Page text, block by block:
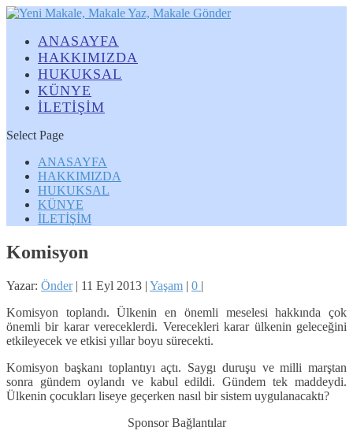
ANASAYFA
HAKKIMIZDA
HUKUKSAL
KÜNYE
İLETİŞİM
Select Page
ANASAYFA
HAKKIMIZDA
HUKUKSAL
KÜNYE
İLETİŞİM
Komisyon
Yazar: Önder| 11 Eyl 2013 | Yaşam | 0 |
Komisyon toplandı. Ülkenin en önemli meselesi hakkında çok
önemli bir karar vereceklerdi. Verecekleri karar ülkenin geleceğini
etkileyecek ve etkisi yıllar boyu sürecekti.
Komisyon başkanı toplantıyı açtı. Saygı duruşu ve milli marştan
sonra gündem oylandı ve kabul edildi. Gündem tek maddeydi.
Ülkenin çocukları liseye geçerken nasıl bir sistem uygulanacaktı?
Sponsor Bağlantılar